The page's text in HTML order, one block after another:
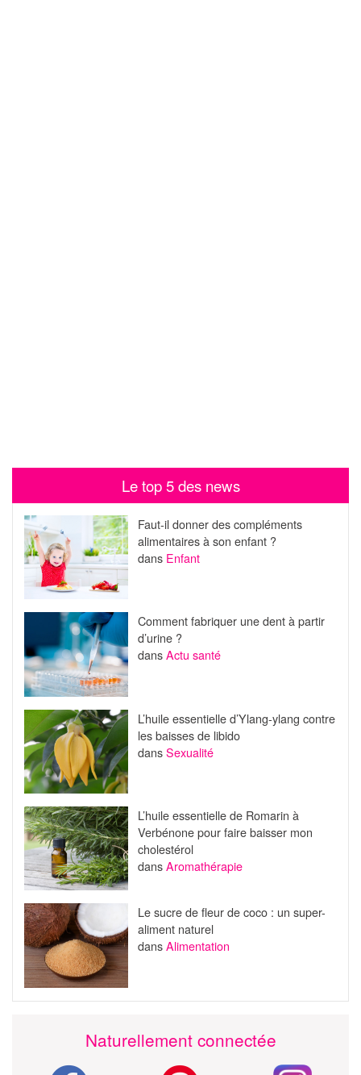
Le top 5 des news
Faut-il donner des compléments
alimentaires à son enfant ?
dans Enfant
Comment fabriquer une dent à partir
d’urine ?
dansActu santé
L’huile essentielle d’Ylang-ylang contre
les baisses de libido
dansSexualité
L’huile essentielle de Romarin à
Verbénone pour faire baisser mon
cholestérol
dansAromathérapie
Le sucre de fleur de coco : un super-
aliment naturel
dansAlimentation
Naturellement connectée